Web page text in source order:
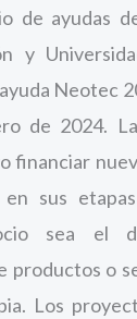
de ayudas
y
Neotec
de 2024.
financiar
sus
sea el
productos o
Los